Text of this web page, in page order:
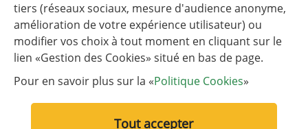
NOUS CONTACTER
Liens utiles
Liste des liens utiles
Communauté d’agglomération de Versailles Grand Parc
Plaine de Versailles
tiers (réseaux sociaux, mesure d'audience anonyme,
amélioration de votre expérience utilisateur) ou
modifier vos choix à tout moment en cliquant sur le
lien «Gestion des Cookies» situé en bas de page.
Pour en savoir plus sur la «Politique Cookies»
Tout accepter